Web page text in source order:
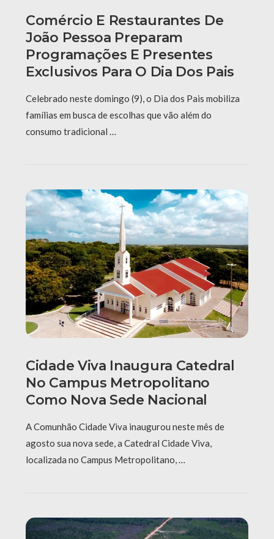
Comércio E Restaurantes De
João Pessoa Preparam
Programações E Presentes
Exclusivos Para O Dia Dos Pais
Celebrado neste domingo (9), o Dia dos Pais mobiliza
famílias em busca de escolhas que vão além do
consumo tradicional …
Cidade Viva Inaugura Catedral
No Campus Metropolitano
Como Nova Sede Nacional
A Comunhão Cidade Viva inaugurou neste mês de
agosto sua nova sede, a Catedral Cidade Viva,
localizada no Campus Metropolitano, …